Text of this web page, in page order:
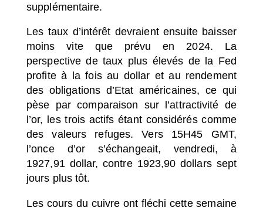
supplémentaire.
Les taux d’intérêt devraient ensuite baisser
moins vite que prévu en 2024. La
perspective de taux plus élevés de la Fed
profite à la fois au dollar et au rendement
des obligations d’Etat américaines, ce qui
pèse par comparaison sur l’attractivité de
l’or, les trois actifs étant considérés comme
des valeurs refuges. Vers 15H45 GMT,
l’once d’or s’échangeait, vendredi, à
1927,91 dollar, contre 1923,90 dollars sept
jours plus tôt.
Les cours du cuivre ont fléchi cette semaine